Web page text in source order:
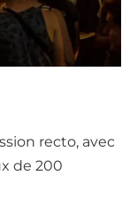
recto, avec
de 200